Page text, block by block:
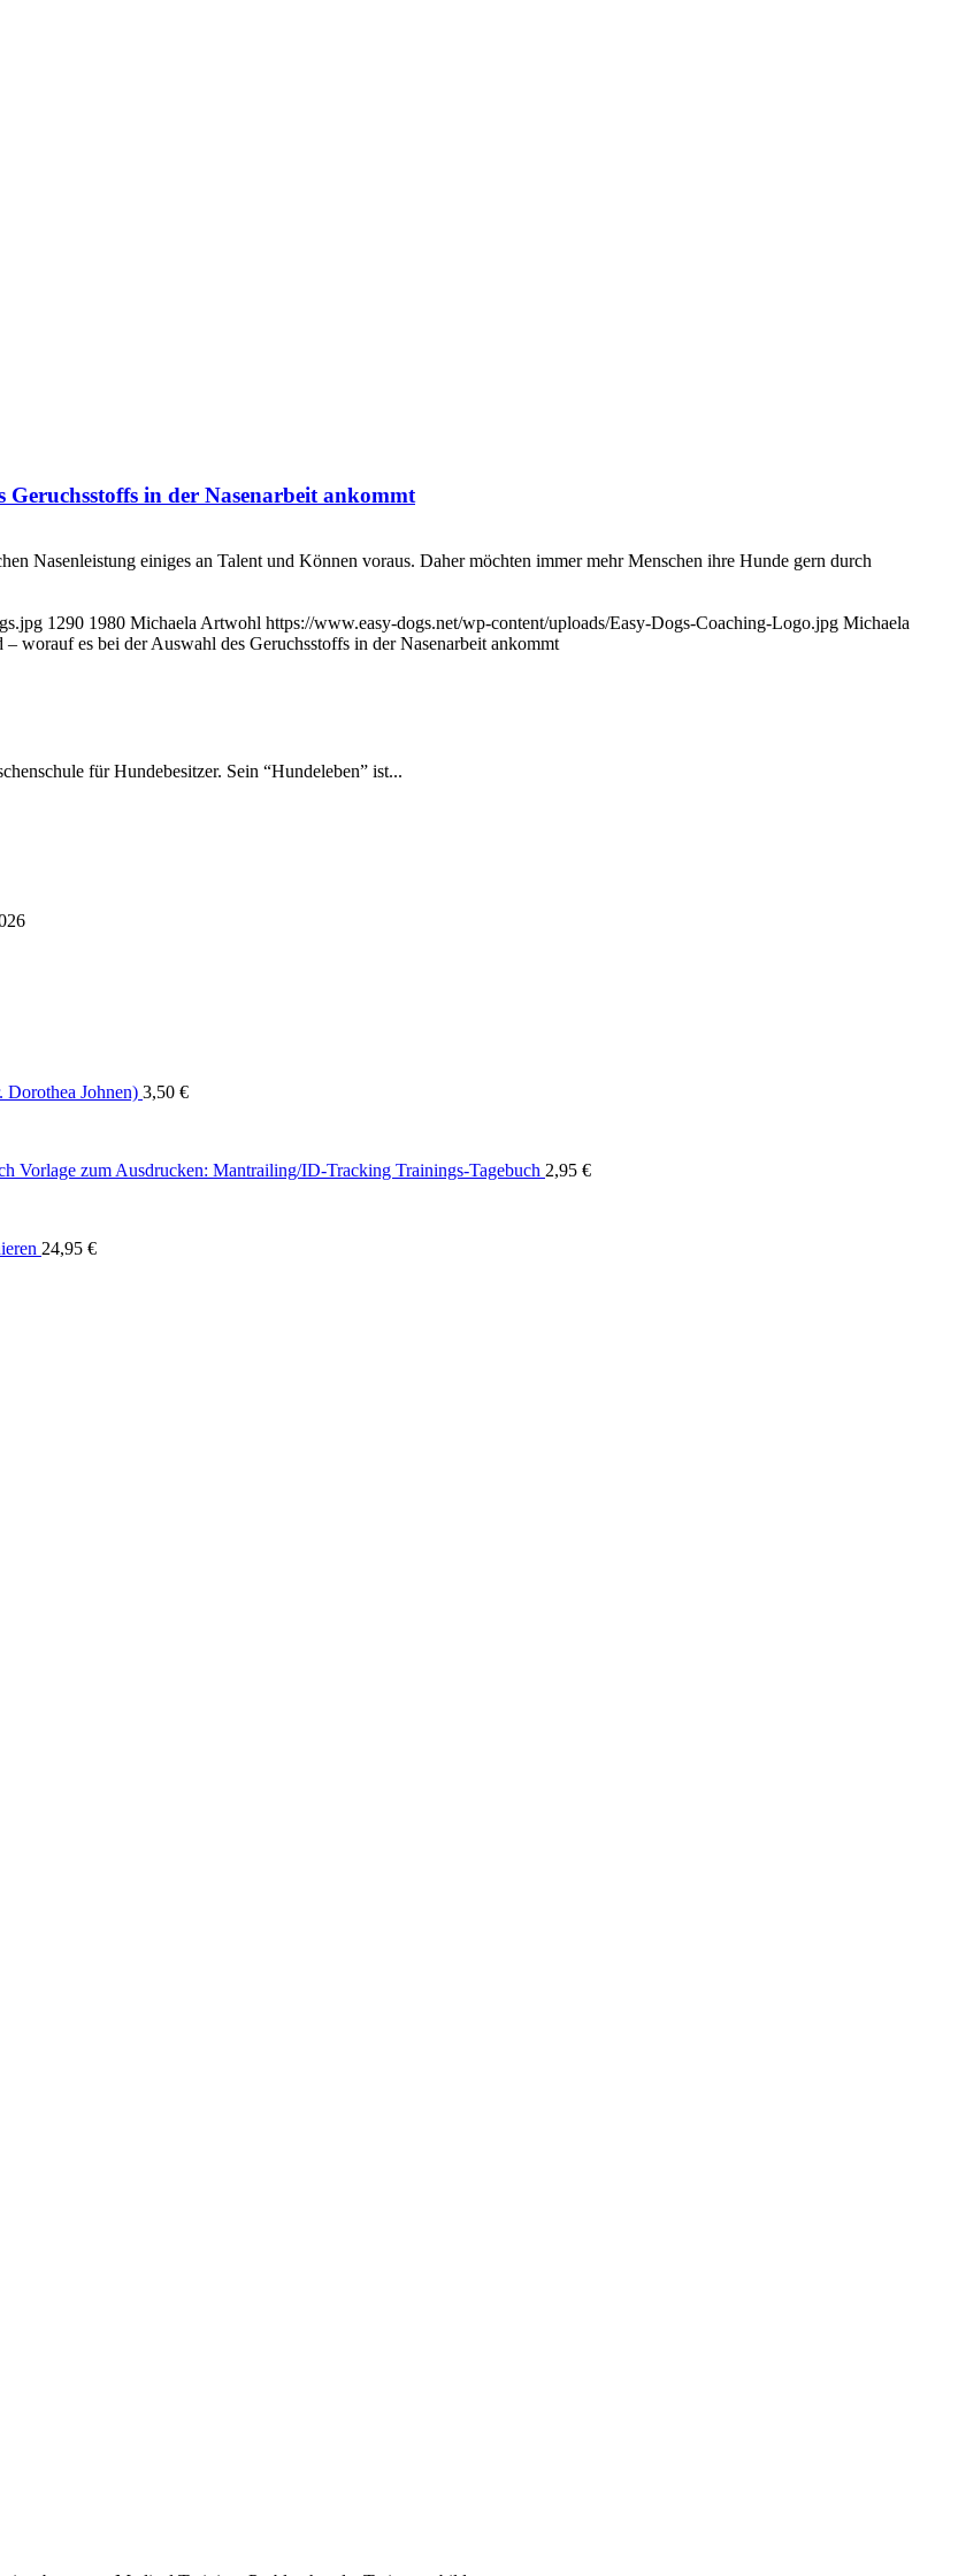
in der Nasenarbeit ankommt
Nasenleistung einiges an Talent und Können voraus. Daher möchten immer mehr Menschen ihre Hunde gern durch
1290 1980 Michaela Artwohl https://www.easy-dogs.net/wp-content/uploads/Easy-Dogs-Coaching-Logo.jpg Michaela
worauf es bei der Auswahl des Geruchsstoffs in der Nasenarbeit ankommt
für Hundebesitzer. Sein “Hundeleben” ist...
Dorothea Johnen) 3,50 €
Vorlage zum Ausdrucken: Mantrailing/ID-Tracking Trainings-Tagebuch 2,95 €
24,95 €